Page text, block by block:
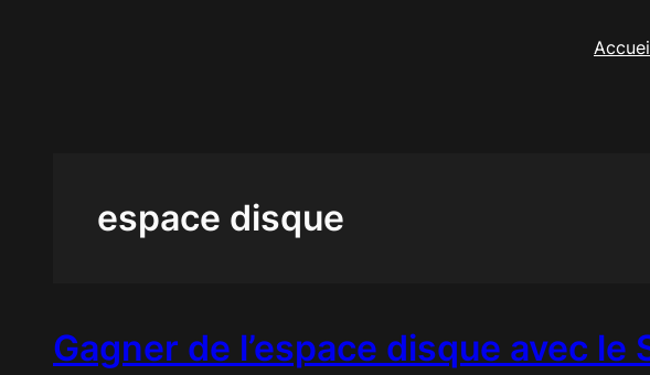
espace disque
Gagner de l’espace disque avec le